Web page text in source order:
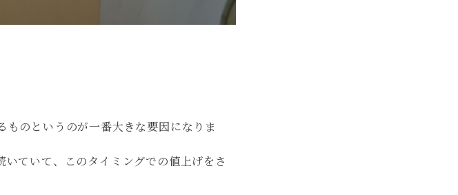
のというのが一番大きな要因になりま
ていて、このタイミングでの値上げをさ